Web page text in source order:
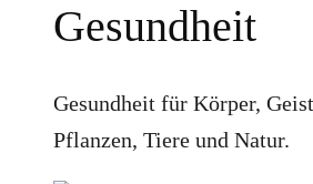
Gesundheit
Gesundheit für Körper,
Pflanzen, Tiere und Natur.